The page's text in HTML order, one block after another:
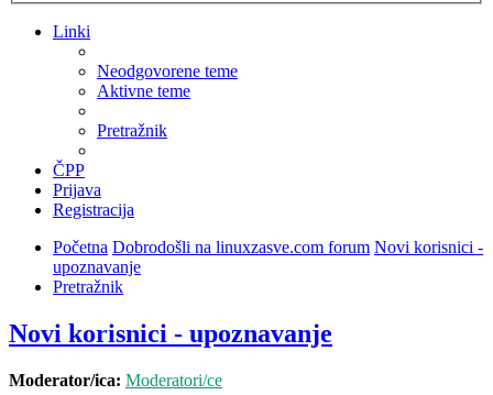
Linki
Neodgovorene teme
Aktivne teme
Pretražnik
ČPP
Prijava
Registracija
Početna Dobrodošli na linuxzasve.com forum Novi korisnici -
upoznavanje
Pretražnik
Novi korisnici - upoznavanje
Moderator/ica: Moderatori/ce